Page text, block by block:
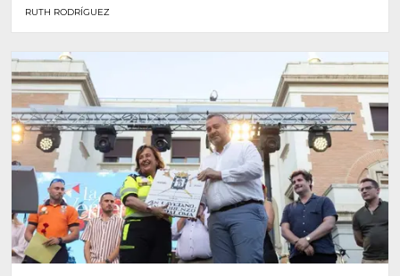
RUTH RODRÍGUEZ